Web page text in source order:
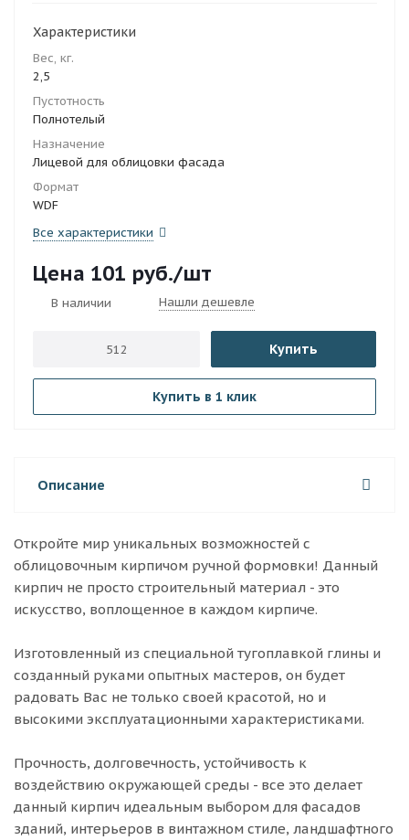
Характеристики
Вес, кг.
2,5
Пустотность
Полнотелый
Назначение
Лицевой для облицовки фасада
Формат
WDF
Все характеристики
101 руб./шт
В наличии Нашли дешевле
Купить
Купить в 1 клик
Описание
Откройте мир уникальных возможностей с
облицовочным кирпичом ручной формовки! Данный
кирпич не просто строительный материал - это
искусство, воплощенное в каждом кирпиче.
Изготовленный из специальной тугоплавкой глины и
созданный руками опытных мастеров, он будет
радовать Вас не только своей красотой, но и
высокими эксплуатационными характеристиками.
Прочность, долговечность, устойчивость к
воздействию окружающей среды - все это делает
данный кирпич идеальным выбором для фасадов
зданий, интерьеров в винтажном стиле, ландшафтного